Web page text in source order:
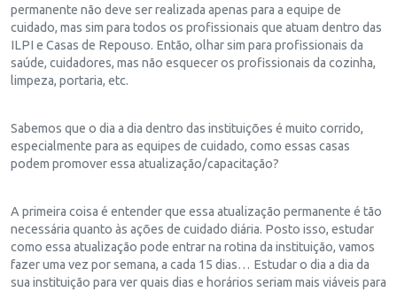
permanente não deve ser realizada apenas para a equipe de
cuidado, mas sim para todos os profissionais que atuam dentro das
ILPI e Casas de Repouso. Então, olhar sim para profissionais da
saúde, cuidadores, mas não esquecer os profissionais da cozinha,
limpeza, portaria, etc.
Sabemos que o dia a dia dentro das instituições é muito corrido,
especialmente para as equipes de cuidado, como essas casas
podem promover essa atualização/capacitação?
A primeira coisa é entender que essa atualização permanente é tão
necessária quanto às ações de cuidado diária. Posto isso, estudar
como essa atualização pode entrar na rotina da instituição, vamos
fazer uma vez por semana, a cada 15 dias… Estudar o dia a dia da
sua instituição para ver quais dias e horários seriam mais viáveis para